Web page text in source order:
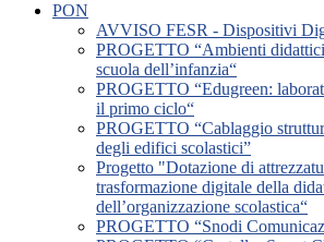
PON
AVVISO FESR - Dispositivi
PROGETTO “Ambienti
scuola dell’infanzia“
PROGETTO “Edugreen:
il primo ciclo“
PROGETTO “Cablaggio
degli edifici scolastici”
Progetto "Dotazione di
trasformazione digitale della
dell’organizzazione scolastica“
PROGETTO “Snodi